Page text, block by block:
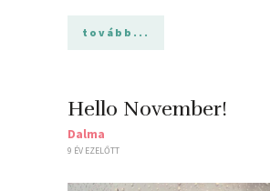
tovább...
Hello November!
Dalma
9 ÉV EZELŐTT